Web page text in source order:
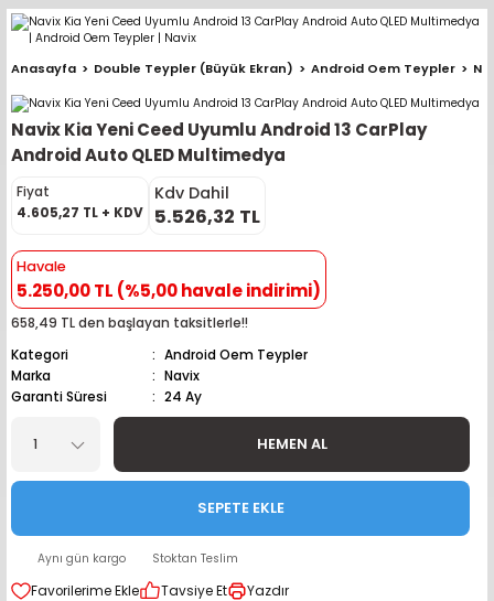
Geri Dön
Geri Dön
Teypler
Geri Dön
Geri Dön
Hoparlör Takımları
Takımları
Hoparlör Takımları
Hoparlör Takımları
Takımları
Takımları
Geri Dön
Geri Dön
Geri Dön
Geri Dön
İçinden Ekran Çıkan )
Geri Dön
Anasayfa Double Teypler (Büyük Ekran) Android Oem Teypler
Navix Kia Yeni Ceed Uyumlu Android 13 CarPlay
Android Auto QLED Multimedya
Fiyat
4.605,27 TL + KDV
Kdv Dahil
5.526,32 TL
Havale
5.250,00 TL (%5,00 havale indirimi)
658,49 TL den başlayan taksitlerle!!
Kategori
Android Oem Teypler
Marka
Navix
Garanti Süresi
24 Ay
HEMEN AL
SEPETE EKLE
Aynı gün kargo Stoktan Teslim
Tavsiye Et Yazdır